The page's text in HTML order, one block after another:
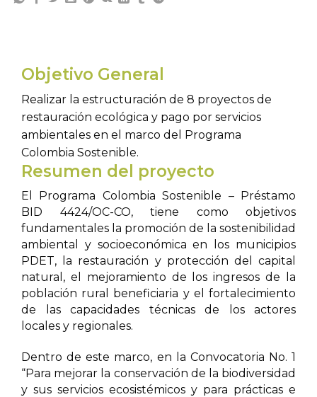
Objetivo General
Realizar la estructuración de 8 proyectos de
restauración ecológica y pago por servicios
ambientales en el marco del Programa
Colombia Sostenible.
Resumen del proyecto
El Programa Colombia Sostenible – Préstamo
BID 4424/OC-CO, tiene como objetivos
fundamentales la promoción de la sostenibilidad
ambiental y socioeconómica en los municipios
PDET, la restauración y protección del capital
natural, el mejoramiento de los ingresos de la
población rural beneficiaria y el fortalecimiento
de las capacidades técnicas de los actores
locales y regionales.
Dentro de este marco, en la Convocatoria No. 1
“Para mejorar la conservación de la biodiversidad
y sus servicios ecosistémicos y para prácticas e